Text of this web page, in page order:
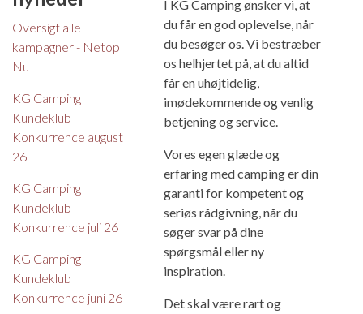
Oversigt alle
kampagner - Netop
Nu
KG Camping
Kundeklub
Konkurrence august
26
KG Camping
Kundeklub
Konkurrence juli 26
KG Camping
Kundeklub
Konkurrence juni 26
I KG Camping ønsker vi, at
du får en god oplevelse, når
du besøger os. Vi bestræber
os helhjertet på, at du altid
får en uhøjtidelig,
imødekommende og venlig
betjening og service.
Vores egen glæde og
erfaring med camping er din
garanti for kompetent og
seriøs rådgivning, når du
søger svar på dine
spørgsmål eller ny
inspiration.
Det skal være rart og